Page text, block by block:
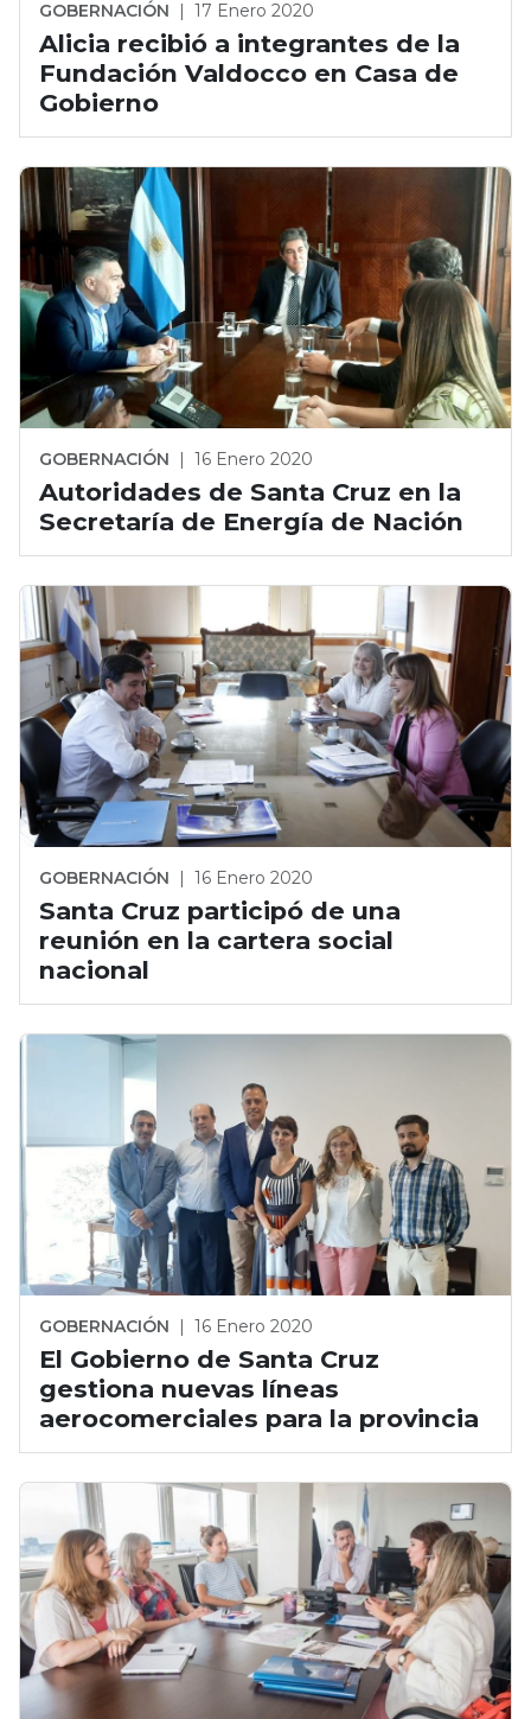
GOBERNACIÓN | 17 Enero 2020
Alicia recibió a integrantes de la
Fundación Valdocco en Casa de
Gobierno
GOBERNACIÓN | 16 Enero 2020
Autoridades de Santa Cruz en la
Secretaría de Energía de Nación
GOBERNACIÓN | 16 Enero 2020
Santa Cruz participó de una
reunión en la cartera social
nacional
GOBERNACIÓN | 16 Enero 2020
El Gobierno de Santa Cruz
gestiona nuevas líneas
aerocomerciales para la provincia